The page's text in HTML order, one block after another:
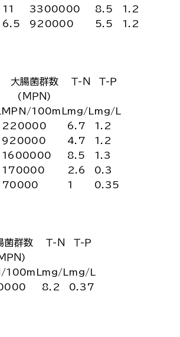
11 3300000 8.5
1.2
6.5 920000 5.5 1.2
大腸菌群数
(ＭＰＮ)
Ｔ-Ｎ Ｔ-Ｐ
MPN/100mL mg/L mg/L
220000 6.7
1.2
920000 4.7
1.2
1600000 8.5
1.3
170000 2.6
0.3
70000 1 0.35
菌群数
ＰＮ)
Ｔ-Ｎ Ｔ-Ｐ
100mL mg/L mg/L
8.2 0.37